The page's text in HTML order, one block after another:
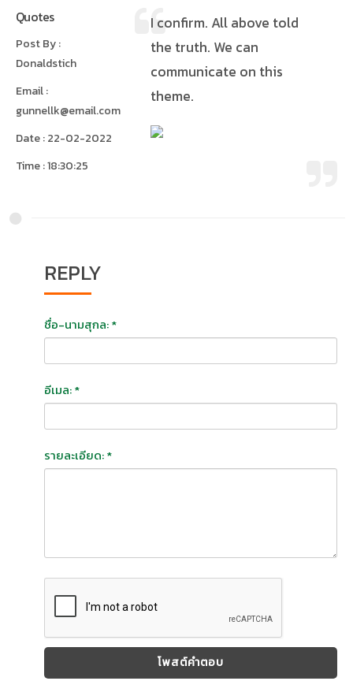
Quotes
Post By :
Donaldstich
Email :
gunnellk@email.com
Date : 22-02-2022
Time : 18:30:25
I confirm. All above told
the truth. We can
communicate on this
theme.
REPLY
ชื่อ-นามสุกล: *
อีเมล: *
รายละเอียด: *
โพสต์คำตอบ